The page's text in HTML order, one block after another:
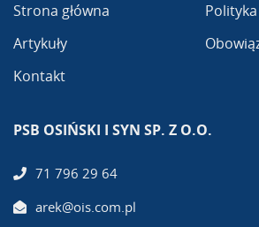
Strona główna
Artykuły
Kontakt
PSB OSIŃSKI I SYN SP. Z O.O.
71 796 29 64
arek@ois.com.pl